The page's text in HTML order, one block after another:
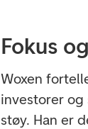
Fokus
Woxen
investorer og
støy. Han er